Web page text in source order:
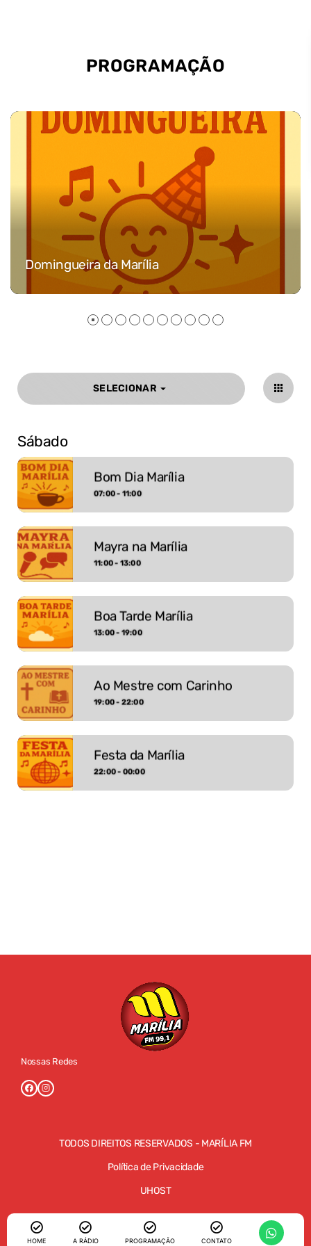
PROGRAMAÇÃO
Domingueira da Marília
SELECIONAR arrow_drop_down
Sábado
Bom Dia Marília
07:00 - 11:00
Mayra na Marília
11:00 - 13:00
Boa Tarde Marília
13:00 - 19:00
Ao Mestre com Carinho
19:00 - 22:00
Festa da Marília
22:00 - 00:00
Nossas Redes
TODOS DIREITOS RESERVADOS - MARÍLIA FM
Política de Privacidade
UHOST
HOME A RÁDIO PROGRAMAÇÃO CONTATO